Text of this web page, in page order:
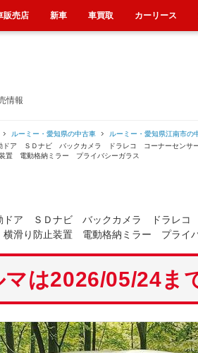
情報
ルーミー・愛知県の中古車
ルーミー・愛知県江南市の
ア ＳＤナビ バックカメラ ドラレコ コーナーセンサ
置 電動格納ミラー プライバシーガラス
ア ＳＤナビ バックカメラ ドラレコ
滑り防止装置 電動格納ミラー プライバ
マは2026/05/24ま
販売店 新車 車買取 カーリース